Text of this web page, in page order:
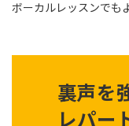
ボーカルレッスンでも
裏声を
レパー